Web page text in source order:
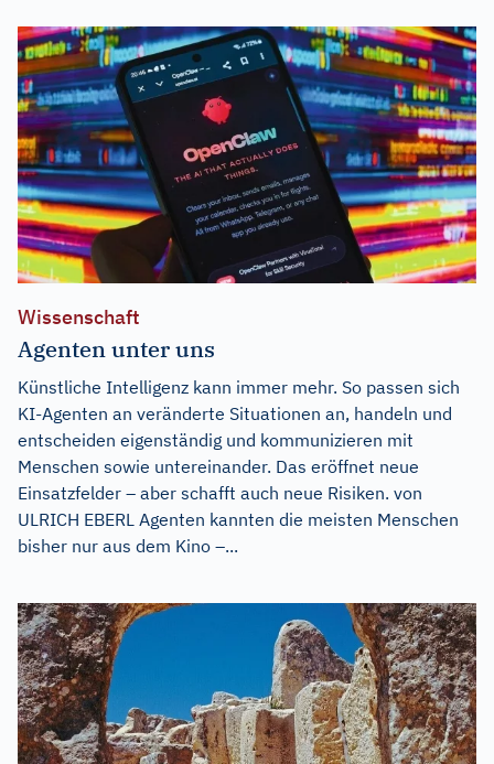
Wissenschaft
Agenten unter uns
Künstliche Intelligenz kann immer mehr. So passen sich
KI-Agenten an veränderte Situationen an, handeln und
entscheiden eigenständig und kommunizieren mit
Menschen sowie untereinander. Das eröffnet neue
Einsatzfelder – aber schafft auch neue Risiken. von
ULRICH EBERL Agenten kannten die meisten Menschen
bisher nur aus dem Kino –...